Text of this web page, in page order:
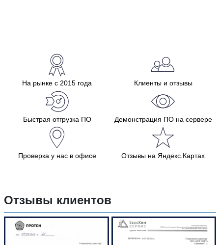
На рынке с 2015 года Клиенты и отзывы
Быстрая отгрузка ПО Демонстрация ПО на сервере
Проверка у нас в офисе Отзывы на Яндекс.Картах
Отзывы клиентов